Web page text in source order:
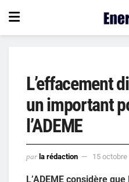
L’effacement
un important
l’ADEME
par la rédaction 15 octobre
L’ADEME considère